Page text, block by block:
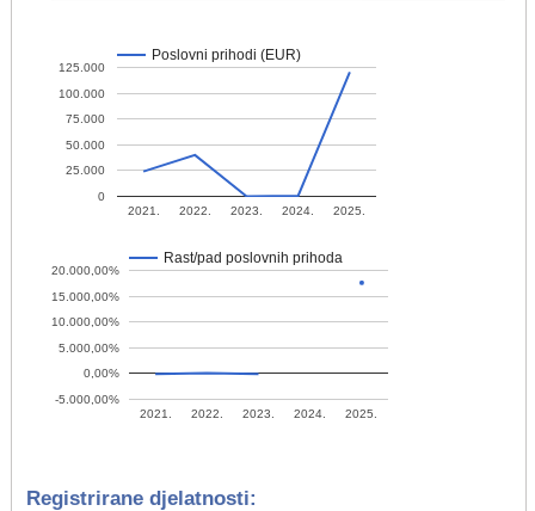
Poslovni prihodi (EUR)
2021. 2022. 2023. 2024. 2025.
0
25.000
50.000
75.000
100.000
125.000
Rast/pad poslovnih prihoda
2021. 2022. 2023. 2024. 2025.
-5.000,00%
0,00%
5.000,00%
10.000,00%
15.000,00%
20.000,00%
Registrirane djelatnosti: